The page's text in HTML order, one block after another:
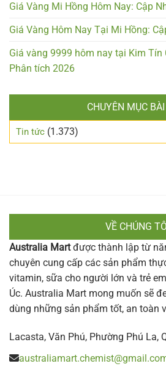
Giá Vàng Mi Hồng Hôm Nay: Cập
Giá Vàng Hôm Nay Tại Mi Hồng:
Giá vàng 9999 hôm nay tại Kim Tín
Phân tích 2026
CHUYÊN MỤC
Tin tức (1.373)
VỀ CHÚNG TÔI
Australia Martđược thành lập từ
chuyên cung cấp các sản phẩm
vitamin, sữa cho người lớn và trẻ
Úc. Australia Mart mong muốn sẽ
dùng những sản phẩm tốt, an toàn
Lacasta, Văn Phú, Phường Phú La,